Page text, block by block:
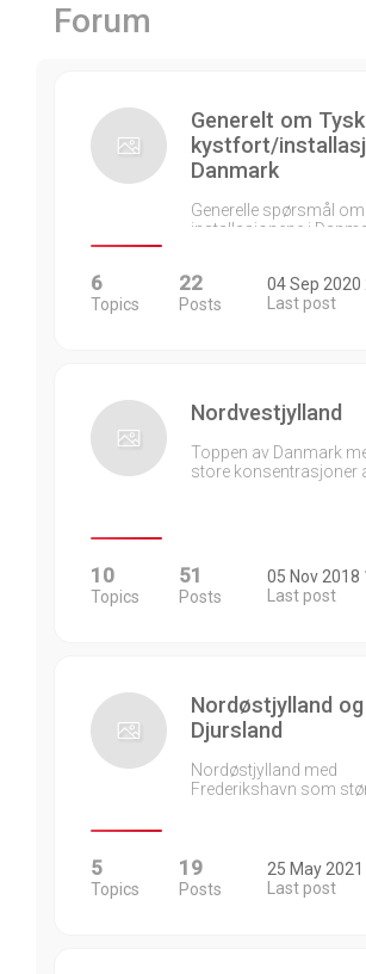
Forum
Generelt om
kystfort/
Danmark
Generelle spørsmål
installasjonene i
6
Topics
22
Posts
04 Sep 2020
Last post
Nordvestjylland
Toppen av Danmark
store konsentrasjoner
10
Topics
51
Posts
05 Nov 2018
Last post
Nordøstjylland og
Djursland
Nordøstjylland med
Frederikshavn som
5
Topics
19
Posts
25 May
Last post